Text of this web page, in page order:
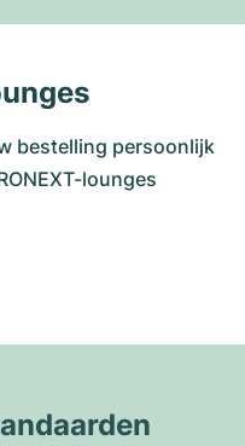
bestelling persoonlijk
lounges